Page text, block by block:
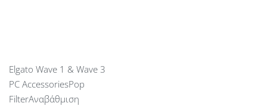
Elgato Wave 1 & Wave 3
PC AccessoriesPop
FilterΑναβάθμιση